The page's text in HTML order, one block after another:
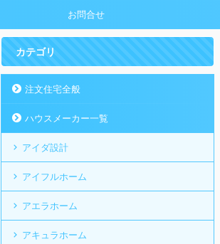
お問合せ
カテゴリ
注文住宅全般
ハウスメーカー一覧
アイダ設計
アイフルホーム
アエラホーム
アキュラホーム